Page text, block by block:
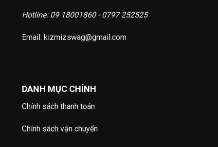
Hotline: 09 18001860 - 0797 252525
Email: kizmizswag@gmail.com
DANH MỤC CHÍNH
Chính sách thanh toán
Chính sách vận chuyển